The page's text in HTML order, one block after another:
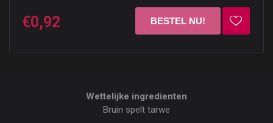
€0,92
Wettelijke ingredienten
Bruin spelt tarwe